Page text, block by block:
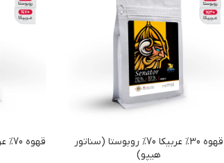
قهوه 30% عربیکا 70% روبوستا (سناتور
هیپو)